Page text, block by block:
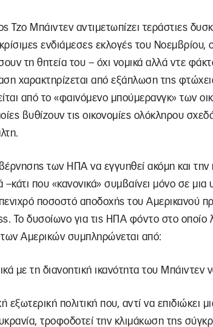
Τζο Μπάιντεν αντιμετωπίζει τεράστιες
ενδιάμεσες εκλογές του
τη θητεία του – όχι νομικά αλλά ντε
χαρακτηρίζεται από εξάπλωση της
από το «φαινόμενο μπούμερανγκ» των
βυθίζουν τις οικονομίες ολόκληρου
των ΗΠΑ να εγγυηθεί ακόμη και την
–κάτι που «κανονικά» συμβαίνει μόνο σε
ποσοστό αποδοχής του Αμερικανού
Το δυσοίωνο για τις ΗΠΑ φόντο στο οποίο
Αμερικών συμπληρώνεται από:
με τη διανοητική ικανότητα του Μπάιντεν
εξωτερική πολιτική που, αντί να επιδιώκει
τροφοδοτεί την κλιμάκωση της